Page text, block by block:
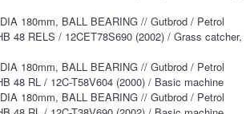
180mm, BALL BEARING // Gutbrod / Petrol
48 RELS / 12CET78S690 (2002) / Grass catcher,
180mm, BALL BEARING // Gutbrod / Petrol
48 RL / 12C-T58V604 (2000) / Basic machine
180mm, BALL BEARING // Gutbrod / Petrol